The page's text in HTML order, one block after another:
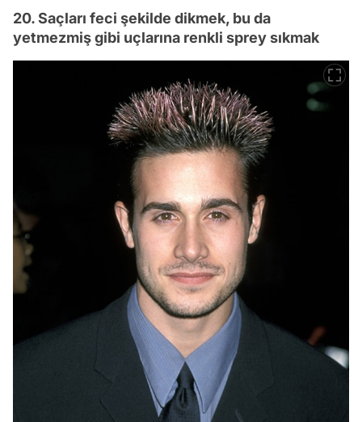
20. Saçları feci şekilde dikmek, bu da
yetmezmiş gibi uçlarına renkli sprey sıkmak